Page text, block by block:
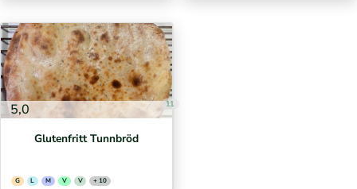
5,0 11
Glutenfritt Tunnbröd
G L M V V + 10